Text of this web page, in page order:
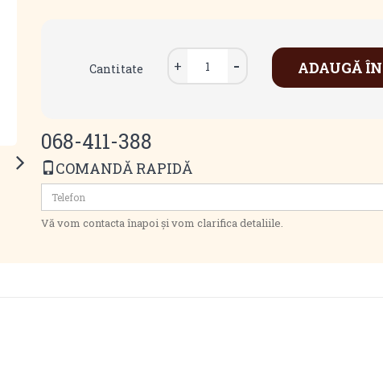
Cantitate ADAUGĂ ÎN
068-411-388
COMANDĂ RAPIDĂ
Vă vom contacta înapoi și vom clarifica detaliile.